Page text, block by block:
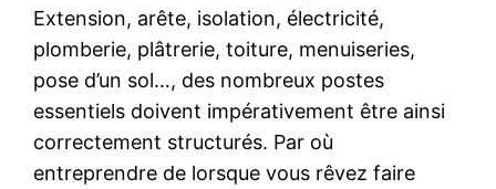
Extension, arête, isolation, électricité,
plomberie, plâtrerie, toiture, menuiseries,
pose d’un sol…, des nombreux postes
essentiels doivent impérativement être ainsi
correctement structurés. Par où
entreprendre de lorsque vous rêvez faire